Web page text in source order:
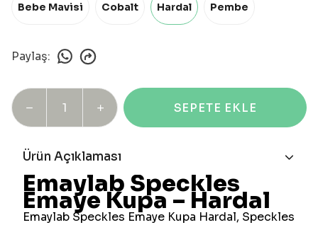
Bebe Mavisi Cobalt Hardal Pembe
Paylaş:
SEPETE EKLE
Ürün Açıklaması
Emaylab Speckles
Emaye Kupa – Hardal
Emaylab Speckles Emaye Kupa Hardal, Speckles